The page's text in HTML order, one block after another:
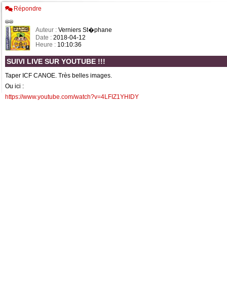
Répondre
Auteur : Verniers St�phane
Date : 2018-04-12
Heure : 10:10:36
SUIVI LIVE SUR YOUTUBE !!!
Taper ICF CANOE. Très belles images.
Ou ici :
https://www.youtube.com/watch?v=4LFIZ1YHIDY